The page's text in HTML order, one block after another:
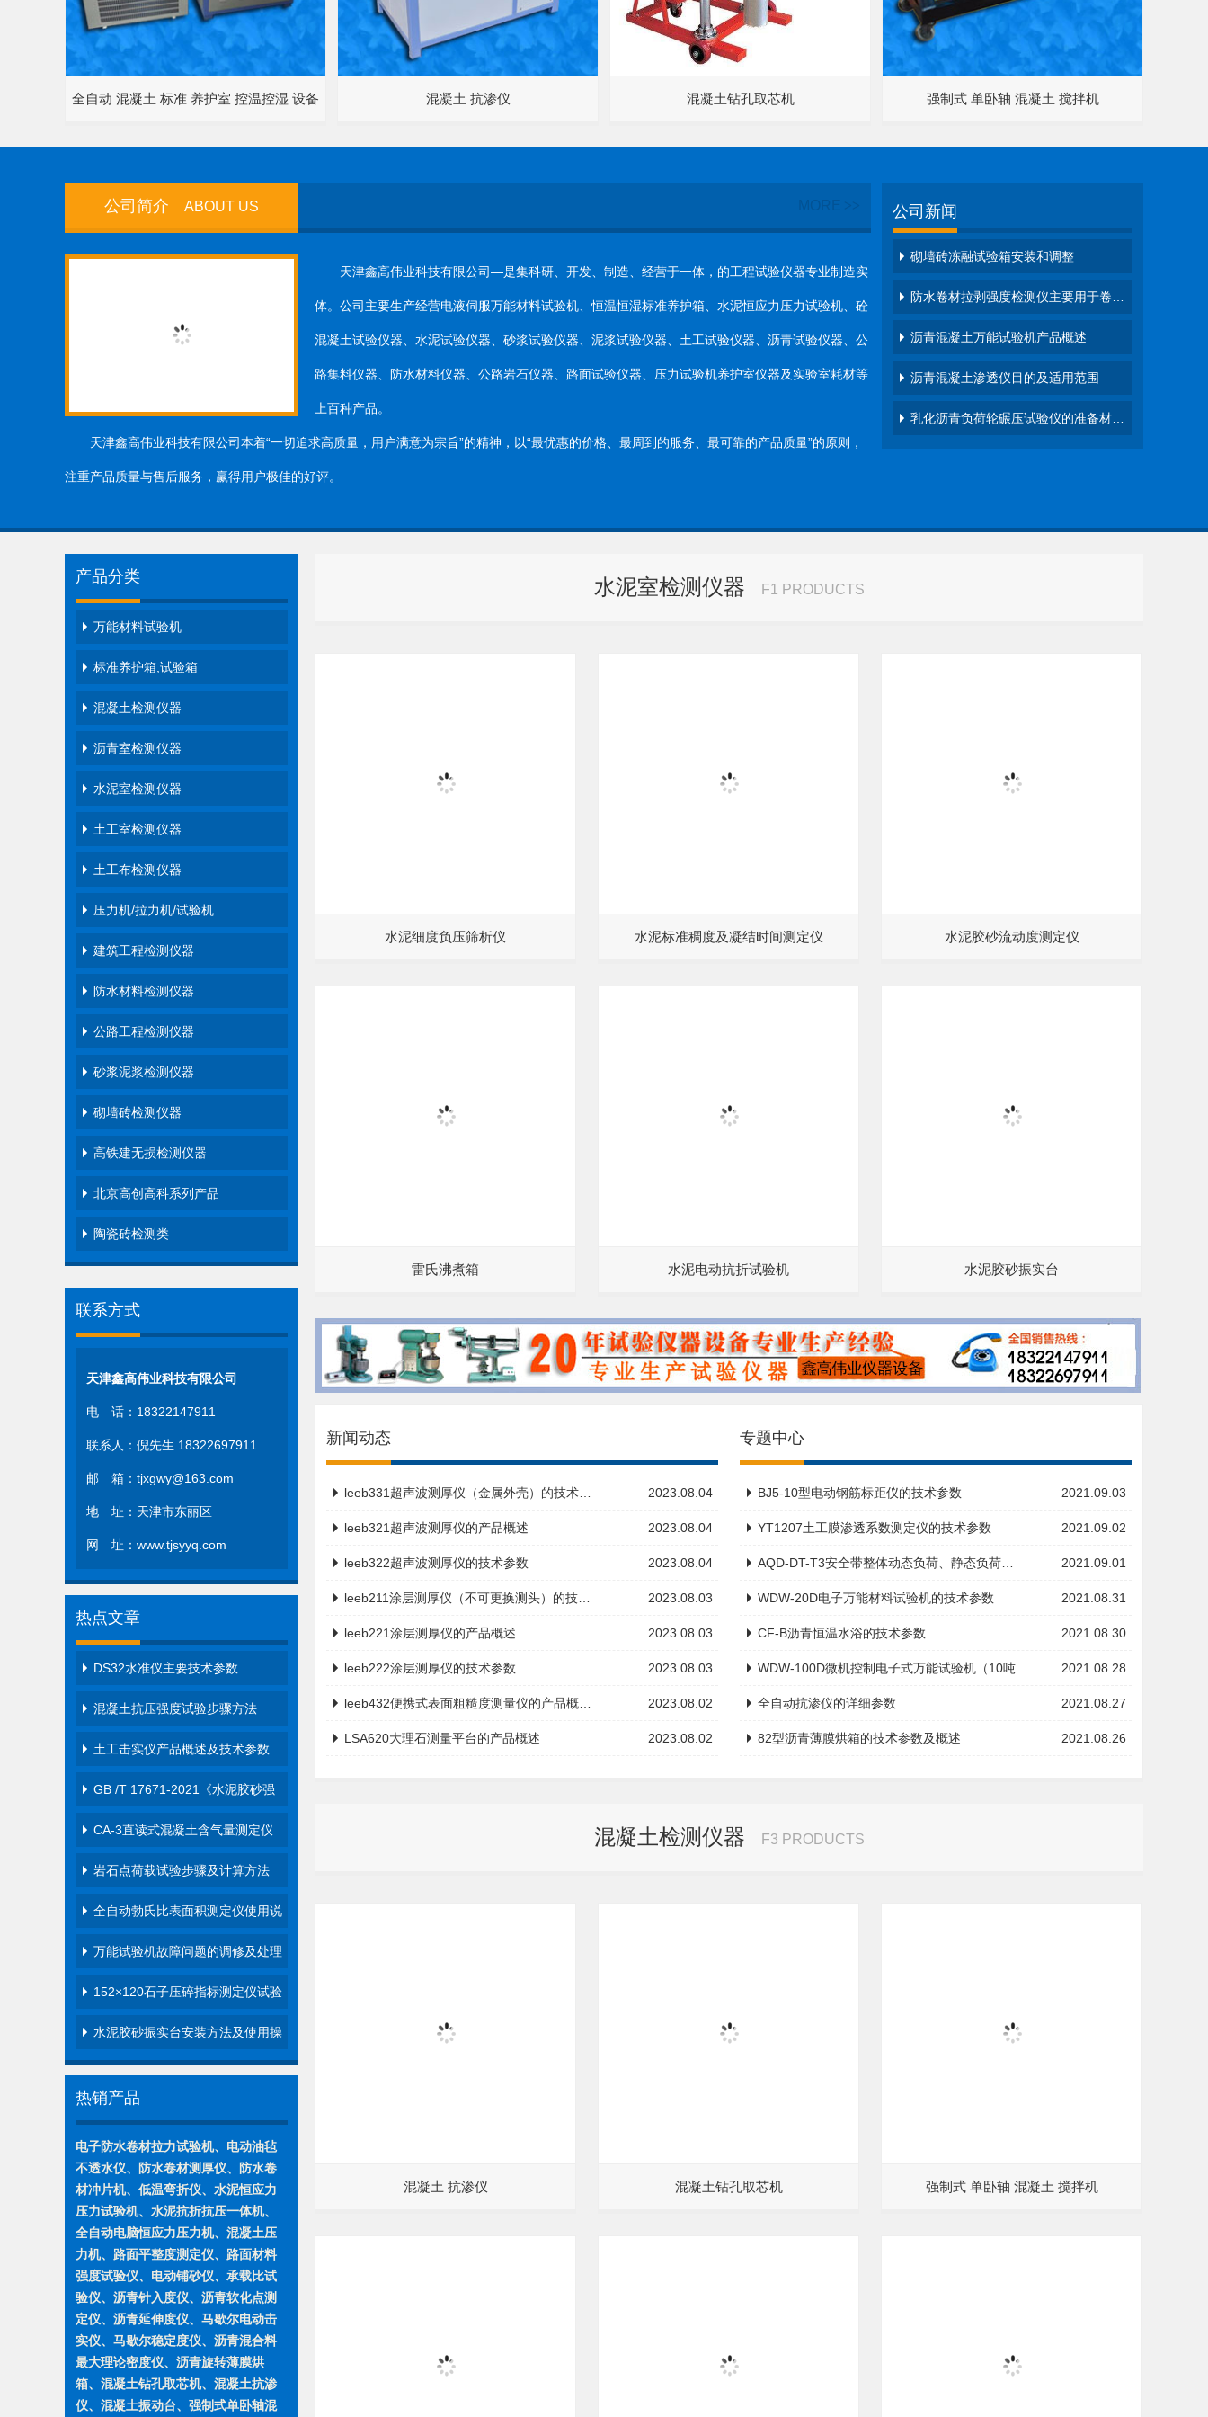
全自动 混凝土 标准 养护室 控温控湿 设备 混凝土 抗渗仪 混凝土钻孔取芯机 强制式 单卧轴 混凝土 搅拌机
公司简介 ABOUT US MORE >>
天津鑫高伟业科技有限公司—是集科研、开发、制造、经营于一体，的工程试验仪器专业制造实
体。公司主要生产经营电液伺服万能材料试验机、恒温恒湿标准养护箱、水泥恒应力压力试验机、砼
混凝土试验仪器、水泥试验仪器、砂浆试验仪器、泥浆试验仪器、土工试验仪器、沥青试验仪器、公
路集料仪器、防水材料仪器、公路岩石仪器、路面试验仪器、压力试验机养护室仪器及实验室耗材等
上百种产品。
天津鑫高伟业科技有限公司本着“一切追求高质量，用户满意为宗旨”的精神，以“最优惠的价格、最周到的服务、最可靠的产品质量”的原则，
注重产品质量与售后服务，赢得用户极佳的好评。
公司新闻
砌墙砖冻融试验箱安装和调整
防水卷材拉剥强度检测仪主要用于卷…
沥青混凝土万能试验机产品概述
沥青混凝土渗透仪目的及适用范围
乳化沥青负荷轮碾压试验仪的准备材…
产品分类
万能材料试验机
标准养护箱,试验箱
混凝土检测仪器
沥青室检测仪器
水泥室检测仪器
土工室检测仪器
土工布检测仪器
压力机/拉力机/试验机
建筑工程检测仪器
防水材料检测仪器
公路工程检测仪器
砂浆泥浆检测仪器
砌墙砖检测仪器
高铁建无损检测仪器
北京高创高科系列产品
陶瓷砖检测类
联系方式
天津鑫高伟业科技有限公司
电 话：18322147911
联系人：倪先生 18322697911
邮 箱：tjxgwy@163.com
地 址：天津市东丽区
网 址：www.tjsyyq.com
热点文章
DS32水准仪主要技术参数
混凝土抗压强度试验步骤方法
土工击实仪产品概述及技术参数
GB /T 17671-2021《水泥胶砂强
度检…
CA-3直读式混凝土含气量测定仪
操作…
岩石点荷载试验步骤及计算方法
全自动勃氏比表面积测定仪使用说
明…
万能试验机故障问题的调修及处理
方…
152×120石子压碎指标测定仪试验
步…
水泥胶砂振实台安装方法及使用操
作…
热销产品
电子防水卷材拉力试验机、电动油毡
不透水仪、防水卷材测厚仪、防水卷
材冲片机、低温弯折仪、水泥恒应力
压力试验机、水泥抗折抗压一体机、
全自动电脑恒应力压力机、混凝土压
力机、路面平整度测定仪、路面材料
强度试验仪、电动铺砂仪、承载比试
验仪、沥青针入度仪、沥青软化点测
定仪、沥青延伸度仪、马歇尔电动击
实仪、马歇尔稳定度仪、沥青混合料
最大理论密度仪、沥青旋转薄膜烘
箱、混凝土钻孔取芯机、混凝土抗渗
仪、混凝土振动台、强制式单卧轴混
水泥室检测仪器 F1 PRODUCTS
水泥细度负压筛析仪 水泥标准稠度及凝结时间测定仪 水泥胶砂流动度测定仪
雷氏沸煮箱 水泥电动抗折试验机 水泥胶砂振实台
新闻动态
2023.08.04
leeb331超声波测厚仪（金属外壳）的技术…
2023.08.04
leeb321超声波测厚仪的产品概述
2023.08.04
leeb322超声波测厚仪的技术参数
2023.08.03
leeb211涂层测厚仪（不可更换测头）的技…
2023.08.03
leeb221涂层测厚仪的产品概述
2023.08.03
leeb222涂层测厚仪的技术参数
2023.08.02
leeb432便携式表面粗糙度测量仪的产品概…
2023.08.02
LSA620大理石测量平台的产品概述
专题中心
2021.09.03
BJ5-10型电动钢筋标距仪的技术参数
2021.09.02
YT1207土工膜渗透系数测定仪的技术参数
2021.09.01
AQD-DT-T3安全带整体动态负荷、静态负荷…
2021.08.31
WDW-20D电子万能材料试验机的技术参数
2021.08.30
CF-B沥青恒温水浴的技术参数
2021.08.28
WDW-100D微机控制电子式万能试验机（10吨…
2021.08.27
全自动抗渗仪的详细参数
2021.08.26
82型沥青薄膜烘箱的技术参数及概述
混凝土检测仪器 F3 PRODUCTS
混凝土 抗渗仪 混凝土钻孔取芯机 强制式 单卧轴 混凝土 搅拌机